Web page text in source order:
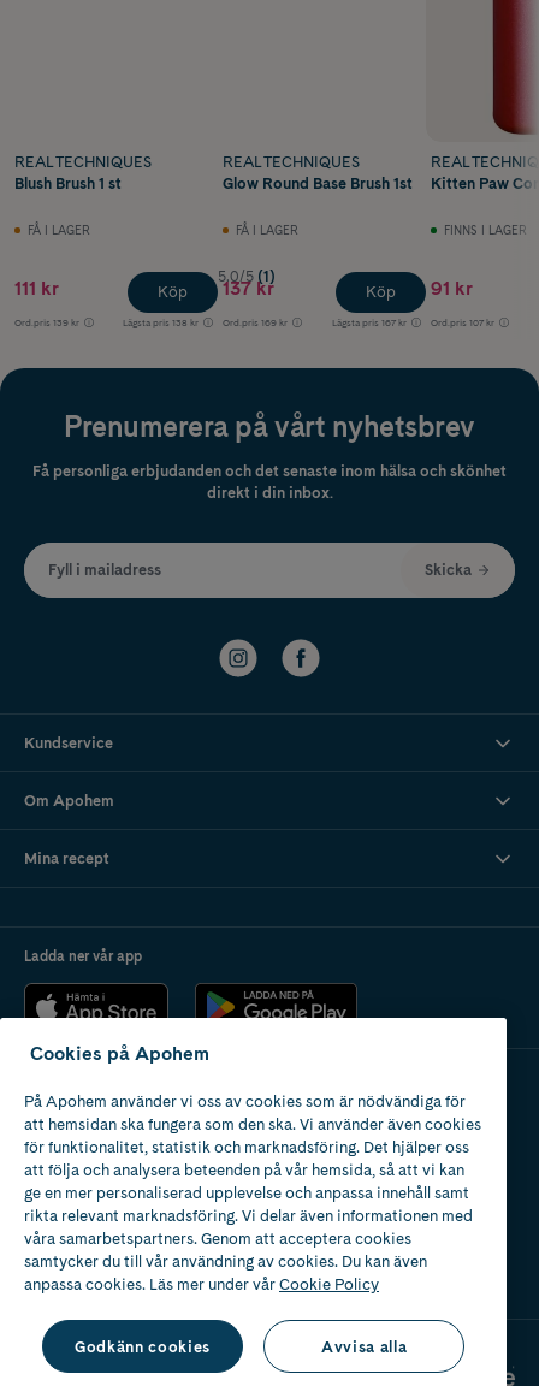
REAL TECHNIQUES
Blush Brush 1 st
FÅ I LAGER
111 kr
Ord.pris 139 kr Lägsta pris 138 kr
Köp
REAL TECHNIQUES
Glow Round Base Brush 1st
FÅ I LAGER
5.0/5 (1)
137 kr
Ord.pris 169 kr Lägsta pris 167 kr
Köp
REAL
Kitten Paw
FINNS I LAGER
91 kr
Ord.pris 107 kr
Prenumerera på vårt nyhetsbrev
Få personliga erbjudanden och det senaste inom hälsa och skönhet
direkt i din inbox.
Fyll i mailadress Skicka
Kundservice
Om Apohem
Mina recept
Ladda ner vår app
Apotek med tillstånd
av Läkemedelsverket
Cookies på Apohem
På Apohem använder vi oss av cookies som är nödvändiga för
att hemsidan ska fungera som den ska. Vi använder även cookies
för funktionalitet, statistik och marknadsföring. Det hjälper oss
att följa och analysera beteenden på vår hemsida, så att vi kan
ge en mer personaliserad upplevelse och anpassa innehåll samt
rikta relevant marknadsföring. Vi delar även informationen med
våra samarbetspartners. Genom att acceptera cookies
samtycker du till vår användning av cookies. Du kan även
anpassa cookies. Läs mer under vårCookie Policy
Godkänn cookies Avvisa alla